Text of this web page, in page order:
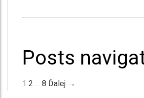
Posts
1 2 8 Ďalej →